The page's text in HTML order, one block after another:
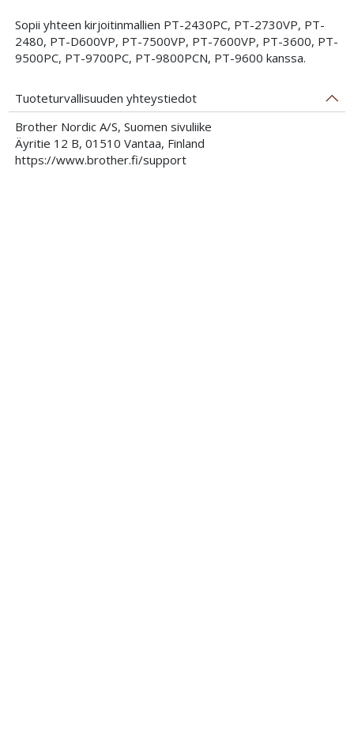
Sopii yhteen kirjoitinmallien PT-2430PC, PT-2730VP, PT-
2480, PT-D600VP, PT-7500VP, PT-7600VP, PT-3600, PT-
9500PC, PT-9700PC, PT-9800PCN, PT-9600 kanssa.
Tuoteturvallisuuden yhteystiedot
Brother Nordic A/S, Suomen sivuliike
Äyritie 12 B, 01510 Vantaa, Finland
https://www.brother.fi/support